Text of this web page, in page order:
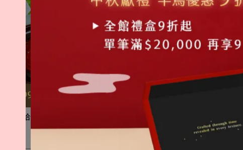
脆薯恰恰【 全
｜嘖嘖的料理手帳×彌菓｜脆薯恰恰
【 全素 】
NT$148